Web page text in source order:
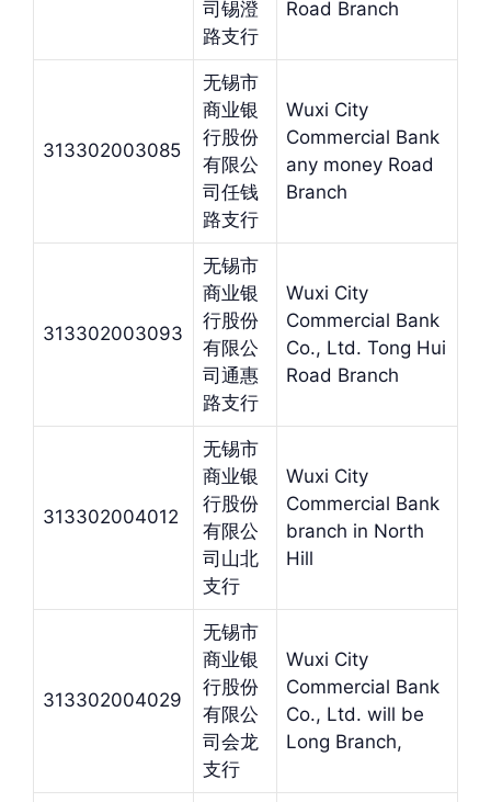
司锡澄
路支行
Road Branch
313302003085
无锡市
商业银
行股份
有限公
司任钱
路支行
Wuxi City
Commercial Bank
any money Road
Branch
313302003093
无锡市
商业银
行股份
有限公
司通惠
路支行
Wuxi City
Commercial Bank
Co., Ltd. Tong Hui
Road Branch
313302004012
无锡市
商业银
行股份
有限公
司山北
支行
Wuxi City
Commercial Bank
branch in North
Hill
313302004029
无锡市
商业银
行股份
有限公
司会龙
支行
Wuxi City
Commercial Bank
Co., Ltd. will be
Long Branch,